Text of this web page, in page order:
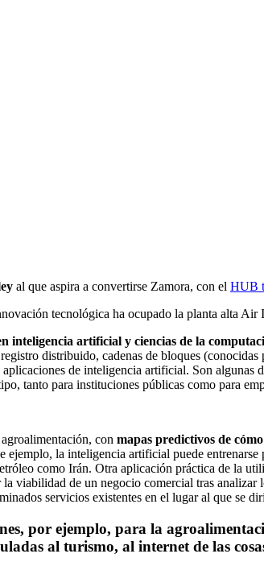
al que aspira a convertirse Zamora, con el HUB
tecnológica ha ocupado la planta alta Air
inteligencia artificial y ciencias de la
distribuido, cadenas de bloques
aplicaciones de inteligencia artificial. Son algunas
tanto para instituciones públicas como para
con mapas predictivos de
la inteligencia artificial puede
como Irán. Otra aplicación práctica de la
viabilidad de un negocio comercial tras analizar
servicios existentes en el lugar al que se
por ejemplo, para la
al turismo, al internet de las